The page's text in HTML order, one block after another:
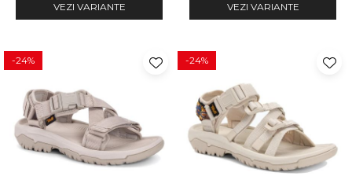
Rucsacuri & Accesorii
Saltele & Accesorii
VEZI VARIANTE VEZI VARIANTE
-24% -24%